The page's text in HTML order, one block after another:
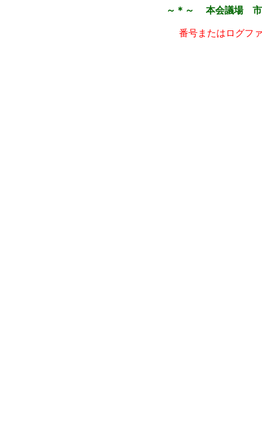
～＊～ 本会議場 市
番号またはログフ